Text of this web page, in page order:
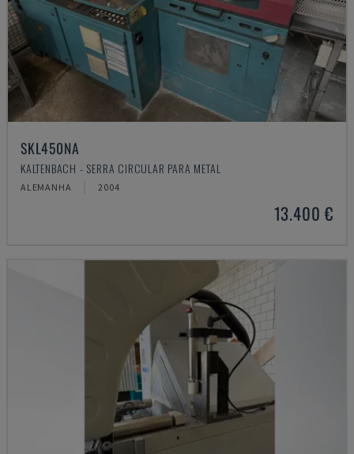
SKL450NA
KALTENBACH - SERRA CIRCULAR PARA METAL
ALEMANHA 2004
13.400 €